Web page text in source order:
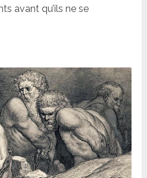
avant qu’ils ne se